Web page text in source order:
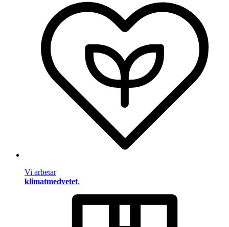
Vi arbetar
klimatmedvetet.